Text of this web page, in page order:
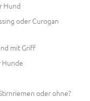
Hund
oder Curogan
mit Griff
Hunde
oder ohne?